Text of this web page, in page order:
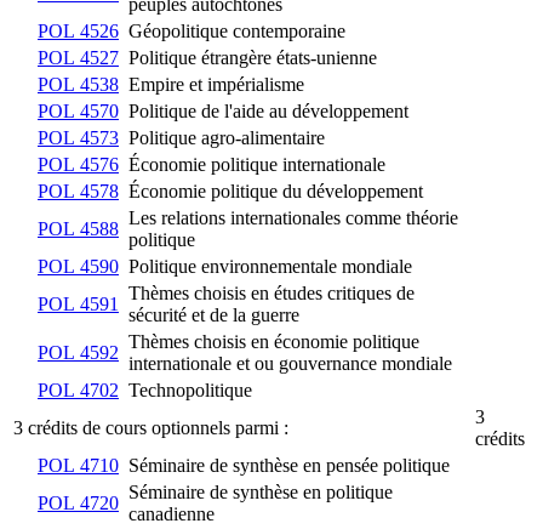
peuples autochtones
POL 4526 Géopolitique contemporaine
POL 4527 Politique étrangère états-unienne
POL 4538 Empire et impérialisme
POL 4570 Politique de l'aide au développement
POL 4573 Politique agro-alimentaire
POL 4576 Économie politique internationale
POL 4578 Économie politique du développement
POL 4588
Les relations internationales comme théorie
politique
POL 4590 Politique environnementale mondiale
POL 4591
Thèmes choisis en études critiques de
sécurité et de la guerre
POL 4592
Thèmes choisis en économie politique
internationale et ou gouvernance mondiale
POL 4702 Technopolitique
3 crédits de cours optionnels parmi :
3
crédits
POL 4710 Séminaire de synthèse en pensée politique
POL 4720
Séminaire de synthèse en politique
canadienne